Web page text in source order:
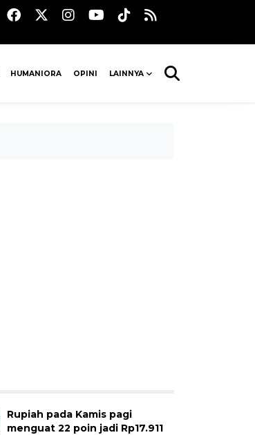
HUMANIORA OPINI LAINNYA
Rupiah pada Kamis pagi
menguat 22 poin jadi Rp17.911